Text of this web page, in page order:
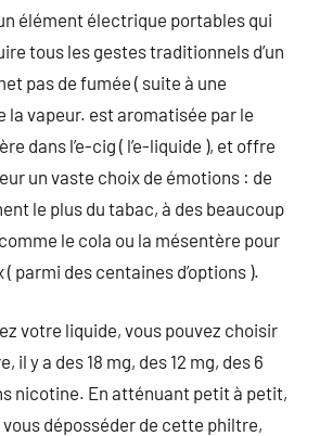
élément électrique portables qui
tous les gestes traditionnels d’un
pas de fumée ( suite à une
la vapeur. est aromatisée par le
dans l’e-cig ( l’e-liquide ), et offre
un vaste choix de émotions : de
le plus du tabac, à des beaucoup
le cola ou la mésentère pour
( parmi des centaines d’options ).
votre liquide, vous pouvez choisir
il y a des 18 mg, des 12 mg, des 6
nicotine. En atténuant petit à petit,
déposséder de cette philtre,